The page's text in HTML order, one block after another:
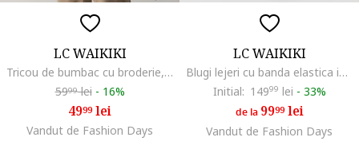
LC WAIKIKI
Tricou de bumbac cu broderie, Alb fildes/Maro
5999lei - 16%
4999lei
Vandut de Fashion Days
LC WAIKIKI
Blugi lejeri cu banda elastica in talie, Albastru deschis
Initial: 14999 lei - 33%
de la 9999lei
Vandut de Fashion Days